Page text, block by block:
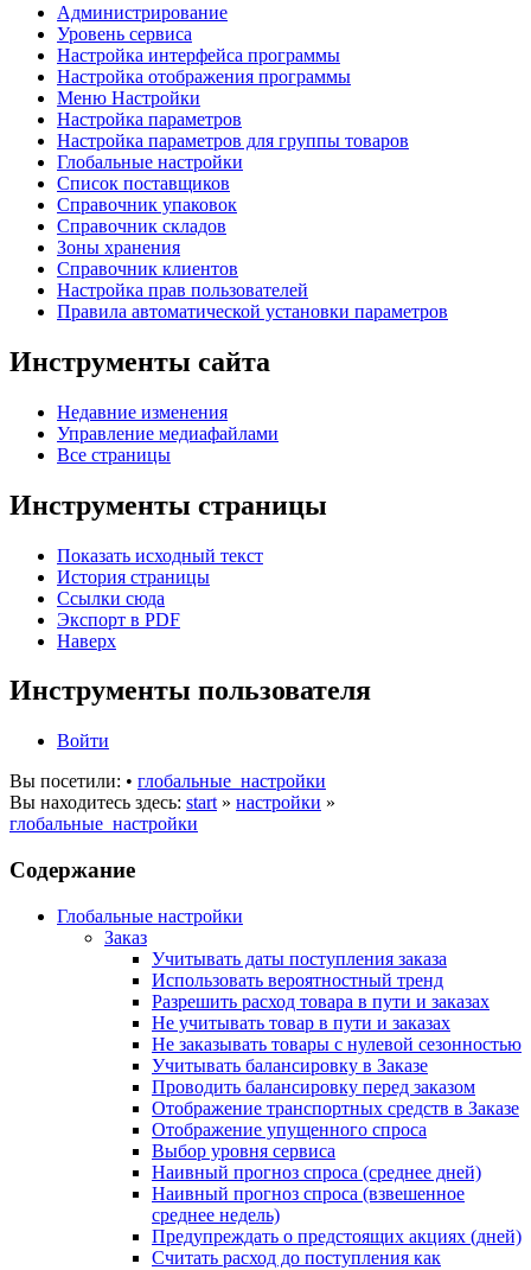
Администрирование
Уровень сервиса
Настройка интерфейса программы
Настройка отображения программы
Меню Настройки
Настройка параметров
Настройка параметров для группы товаров
Глобальные настройки
Список поставщиков
Справочник упаковок
Справочник складов
Зоны хранения
Справочник клиентов
Настройка прав пользователей
Правила автоматической установки параметров
Инструменты сайта
Недавние изменения
Управление медиафайлами
Все страницы
Инструменты страницы
Показать исходный текст
История страницы
Ссылки сюда
Экспорт в PDF
Наверх
Инструменты пользователя
Войти
Вы посетили: • глобальные_настройки
Вы находитесь здесь: start » настройки »
глобальные_настройки
Содержание
Глобальные настройки
Заказ
Учитывать даты поступления заказа
Использовать вероятностный тренд
Разрешить расход товара в пути и заказах
Не учитывать товар в пути и заказах
Не заказывать товары с нулевой сезонностью
Учитывать балансировку в Заказе
Проводить балансировку перед заказом
Отображение транспортных средств в Заказе
Отображение упущенного спроса
Выбор уровня сервиса
Наивный прогноз спроса (среднее дней)
Наивный прогноз спроса (взвешенное
среднее недель)
Предупреждать о предстоящих акциях (дней)
Считать расход до поступления как